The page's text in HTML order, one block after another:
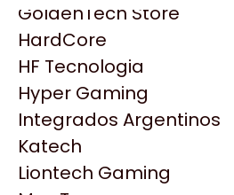
HP
HyperX
INNO3D
Intel
Kingston
Lenovo
Logitech
GoldenTech Store
HardCore
HF Tecnologia
Hyper Gaming
Integrados Argentinos
Katech
Liontech Gaming